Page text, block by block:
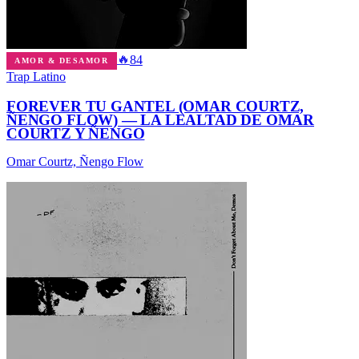
AMOR & DESAMOR 🔥84
Trap Latino
FOREVER TU GANTEL (OMAR COURTZ,
ÑENGO FLOW) — LA LEALTAD DE OMAR
COURTZ Y ÑENGO
Omar Courtz, Ñengo Flow